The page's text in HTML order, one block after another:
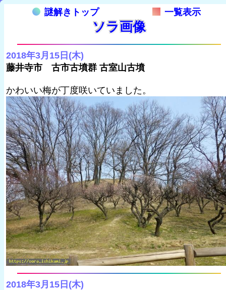
謎解きトップ 一覧表示
ソラ画像
2018年3月15日(木)
藤井寺市 古市古墳群 古室山古墳
かわいい梅が丁度咲いていました。
2018年3月15日(木)